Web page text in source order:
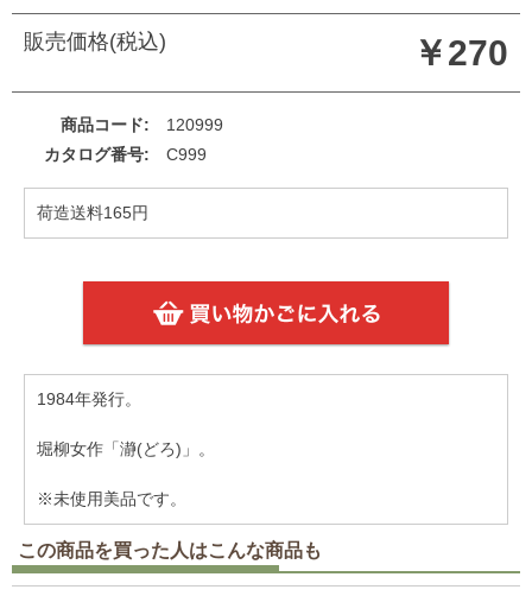
販売価格(税込) ￥270
商品コード
120999
カタログ番号
C999
荷造送料165円
1984年発行。
堀柳女作「瀞(どろ)」。
※未使用美品です。
この商品を買った人はこんな商品も